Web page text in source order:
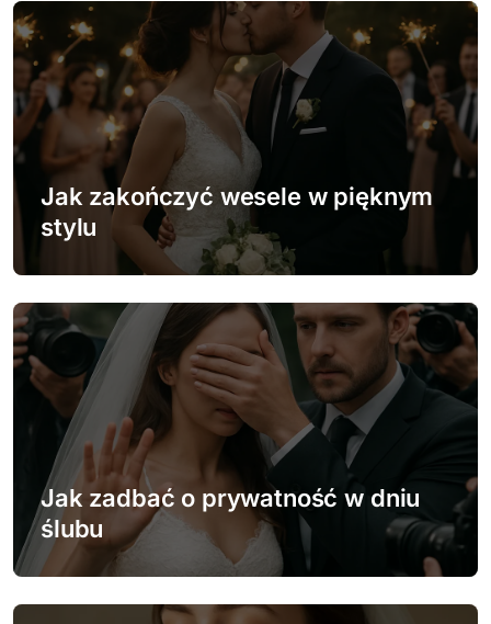
a
c
j
a
w
i
s
u
Jak zakończyć wesele w pięknym
stylu
Jak zadbać o prywatność w dniu
ślubu